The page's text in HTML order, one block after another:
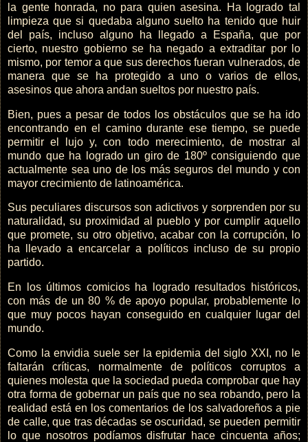
la gente honrada, no para quien asesina. Ha logrado tal
limpieza que si quedaba alguno suelto ha tenido que huir
del país, incluso alguno ha llegado a España, que por
cierto, nuestro gobierno se ha negado a extraditar por lo
mismo, por temor a que sus derechos fueran vulnerados, de
manera que se ha protegido a uno o varios de ellos,
asesinos que ahora andan sueltos por nuestro país.
Bien, pues a pesar de todos los obstáculos que se ha ido
encontrando en el camino durante ese tiempo, se puede
permitir el lujo y, con todo merecimiento, de mostrar al
mundo que ha logrado un giro de 180º consiguiendo que
actualmente sea uno de los más seguros del mundo y con
mayor crecimiento de latinoamérica.
Sus peculiares discursos son adictivos y sorprenden por su
naturalidad, su proximidad al pueblo y por cumplir aquello
que promete, su otro objetivo, acabar con la corrupción, lo
ha llevado a encarcelar a políticos incluso de su propio
partido.
En los últimos comicios ha logrado resultados históricos,
con más de un 80 % de apoyo popular, probablemente lo
que muy pocos hayan conseguido en cualquier lugar del
mundo.
Como la envidia suele ser la epidemia del siglo XXI, no le
faltarán críticas, normalmente de políticos corruptos a
quienes molesta que la sociedad pueda comprobar que hay
otra forma de gobernar un país que no sea robando, pero la
realidad está en los comentarios de los salvadoreños a pie
de calle, que tras décadas se oscuridad, se pueden permitir
lo que nosotros podíamos disfrutar hace cincuenta años;